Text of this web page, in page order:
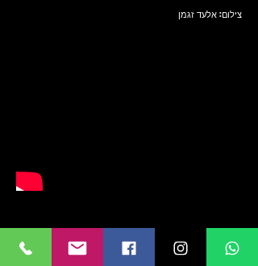
צילום: אלעד זגמן